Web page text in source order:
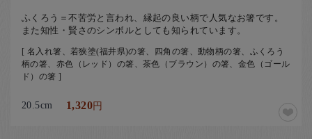
ふくろう＝不苦労と言われ、縁起の良い柄で人気なお箸です。
また知性・賢さのシンボルとしても知られています。
[ 名入れ箸、若狭塗(福井県)の箸、四角の箸、動物柄の箸、ふくろう
柄の箸、赤色（レッド）の箸、茶色（ブラウン）の箸、金色（ゴール
ド）の箸 ]
20.5cm 1,320円